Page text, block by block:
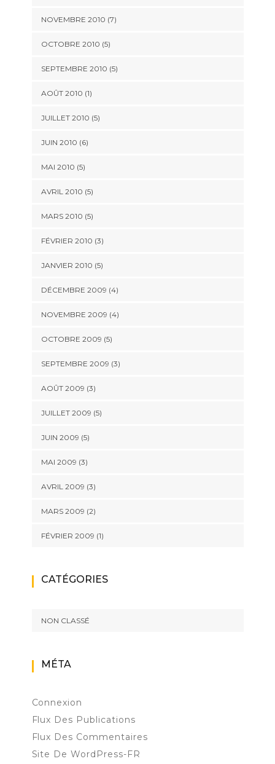
NOVEMBRE 2010 (7)
OCTOBRE 2010 (5)
SEPTEMBRE 2010 (5)
AOÛT 2010 (1)
JUILLET 2010 (5)
JUIN 2010 (6)
MAI 2010 (5)
AVRIL 2010 (5)
MARS 2010 (5)
FÉVRIER 2010 (3)
JANVIER 2010 (5)
DÉCEMBRE 2009 (4)
NOVEMBRE 2009 (4)
OCTOBRE 2009 (5)
SEPTEMBRE 2009 (3)
AOÛT 2009 (3)
JUILLET 2009 (5)
JUIN 2009 (5)
MAI 2009 (3)
AVRIL 2009 (3)
MARS 2009 (2)
FÉVRIER 2009 (1)
CATÉGORIES
NON CLASSÉ
MÉTA
Connexion
Flux Des Publications
Flux Des Commentaires
Site De WordPress-FR